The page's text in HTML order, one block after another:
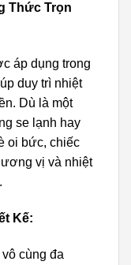
Thức Trọn
áp dụng trong
duy trì nhiệt
Dù là một
se lạnh hay
oi bức, chiếc
vị và nhiệt
Kế:
vô cùng đa